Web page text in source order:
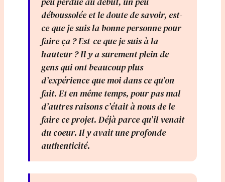
déboussolée et le doute de savoir, est-
ce que je suis la bonne personne pour
faire ça ? Est-ce que je suis à la
hauteur ? Il y a surement plein de
gens qui ont beaucoup plus
d’expérience que moi dans ce qu’on
fait. Et en même temps, pour pas mal
d’autres raisons c’était à nous de le
faire ce projet. Déjà parce qu’il venait
du coeur. Il y avait une profonde
authenticité.